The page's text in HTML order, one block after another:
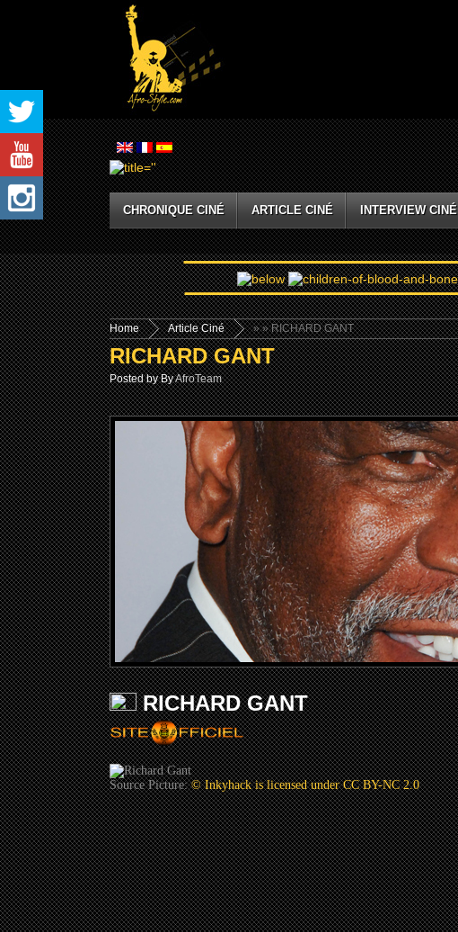
CHRONIQUE CINÉ ARTICLE CINÉ INTERVIEW CINÉ
Home »
Article Ciné » RICHARD GANT
RICHARD GANT
Posted by ByAfroTeam
RICHARD GANT
Source Picture:© Inkyhack is licensed under CC BY-NC 2.0